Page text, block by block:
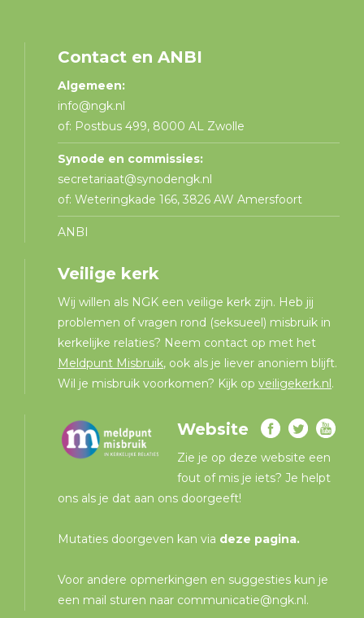
Contact en ANBI
Algemeen:
info@ngk.nl
of: Postbus 499, 8000 AL Zwolle
Synode en commissies:
secretariaat@synodengk.nl
of: Weteringkade 166, 3826 AW Amersfoort
ANBI
Veilige kerk
Wij willen als NGK een veilige kerk zijn. Heb jij
problemen of vragen rond (seksueel) misbruik in
kerkelijke relaties? Neem contact op met het
Meldpunt Misbruik, ook als je liever anoniem blijft.
Wil je misbruik voorkomen? Kijk opveiligekerk.nl.
Website
Zie je op deze website een
fout of mis je iets? Je helpt
ons als je dat aan ons doorgeeft!
Mutaties doorgeven kan via deze pagina.
Voor andere opmerkingen en suggesties kun je
een mail sturen naar communicatie@ngk.nl.